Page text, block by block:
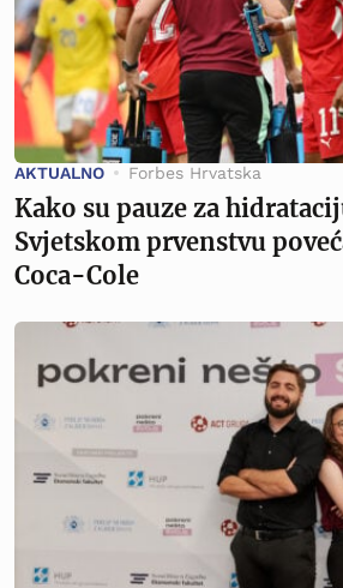
AKTUALNO Forbes Hrvatska
Kako su pauze za
Svjetskom prvenstvu
Coca-Cole